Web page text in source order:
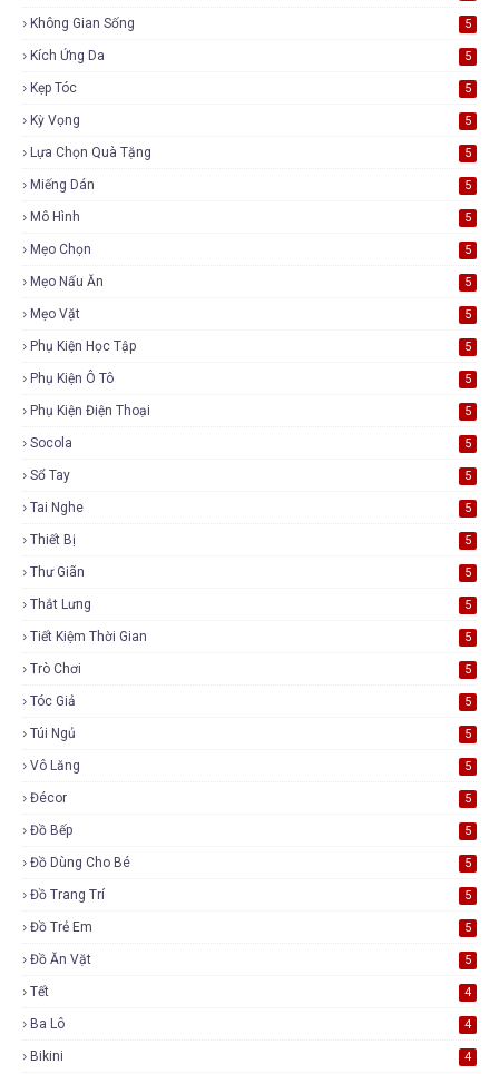
Không Gian Sống 5
Kích Ứng Da 5
Kẹp Tóc 5
Kỳ Vọng 5
Lựa Chọn Quà Tặng 5
Miếng Dán 5
Mô Hình 5
Mẹo Chọn 5
Mẹo Nấu Ăn 5
Mẹo Vặt 5
Phụ Kiện Học Tập 5
Phụ Kiện Ô Tô 5
Phụ Kiện Điện Thoại 5
Socola 5
Sổ Tay 5
Tai Nghe 5
Thiết Bị 5
Thư Giãn 5
Thắt Lưng 5
Tiết Kiệm Thời Gian 5
Trò Chơi 5
Tóc Giả 5
Túi Ngủ 5
Vô Lăng 5
Đécor 5
Đồ Bếp 5
Đồ Dùng Cho Bé 5
Đồ Trang Trí 5
Đồ Trẻ Em 5
Đồ Ăn Vặt 5
Tết 4
Ba Lô 4
Bikini 4